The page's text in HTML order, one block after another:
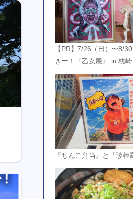
【PR】7/26（日）〜8/
きー！『乙女展』 in 枕崎
『ちんこ弁当』と『珍棒